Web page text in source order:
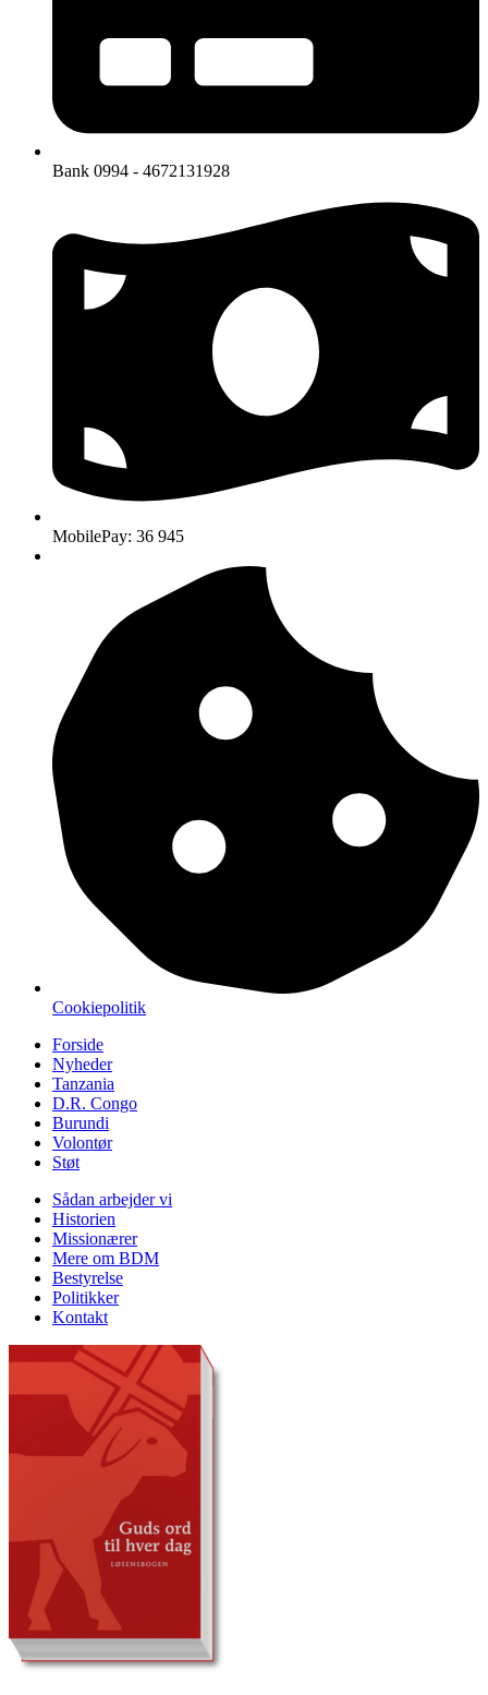
Bank 0994 - 4672131928
MobilePay: 36 945
Cookiepolitik
Forside
Nyheder
Tanzania
D.R. Congo
Burundi
Volontør
Støt
Sådan arbejder vi
Historien
Missionærer
Mere om BDM
Bestyrelse
Politikker
Kontakt